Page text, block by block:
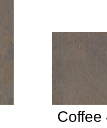
Coffee